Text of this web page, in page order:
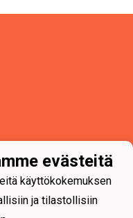
evästeitä
käyttökokemuksen
ja tilastollisiin